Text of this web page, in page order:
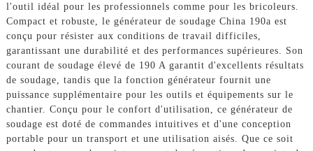
l'outil idéal pour les professionnels comme pour les bricoleurs.
Compact et robuste, le générateur de soudage China 190a est
conçu pour résister aux conditions de travail difficiles,
garantissant une durabilité et des performances supérieures. Son
courant de soudage élevé de 190 A garantit d'excellents résultats
de soudage, tandis que la fonction générateur fournit une
puissance supplémentaire pour les outils et équipements sur le
chantier. Conçu pour le confort d'utilisation, ce générateur de
soudage est doté de commandes intuitives et d'une conception
portable pour un transport et une utilisation aisés. Que ce soit